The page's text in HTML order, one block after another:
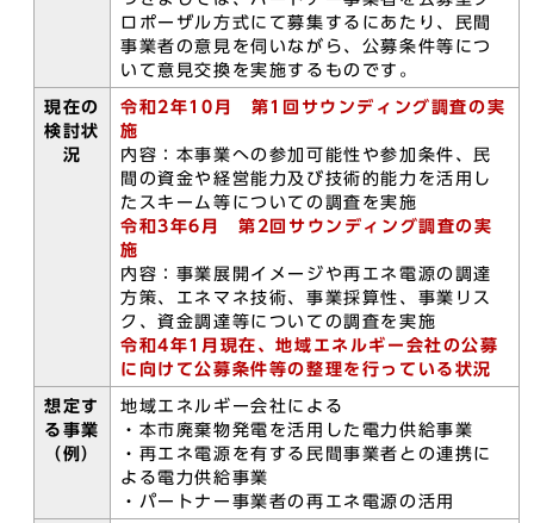
ロポーザル方式にて募集するにあたり、民間
事業者の意見を伺いながら、公募条件等につ
いて意見交換を実施するものです。
現在の
検討状
況
令和2年10月 第1回サウンディング調査の実
施
内容：本事業への参加可能性や参加条件、民
間の資金や経営能力及び技術的能力を活用し
たスキーム等についての調査を実施
令和3年6月 第2回サウンディング調査の実
施
内容：事業展開イメージや再エネ電源の調達
方策、エネマネ技術、事業採算性、事業リス
ク、資金調達等についての調査を実施
令和4年1月現在、地域エネルギー会社の公募
に向けて公募条件等の整理を行っている状況
想定す
る事業
（例）
地域エネルギー会社による
・本市廃棄物発電を活用した電力供給事業
・再エネ電源を有する民間事業者との連携に
よる電力供給事業
・パートナー事業者の再エネ電源の活用